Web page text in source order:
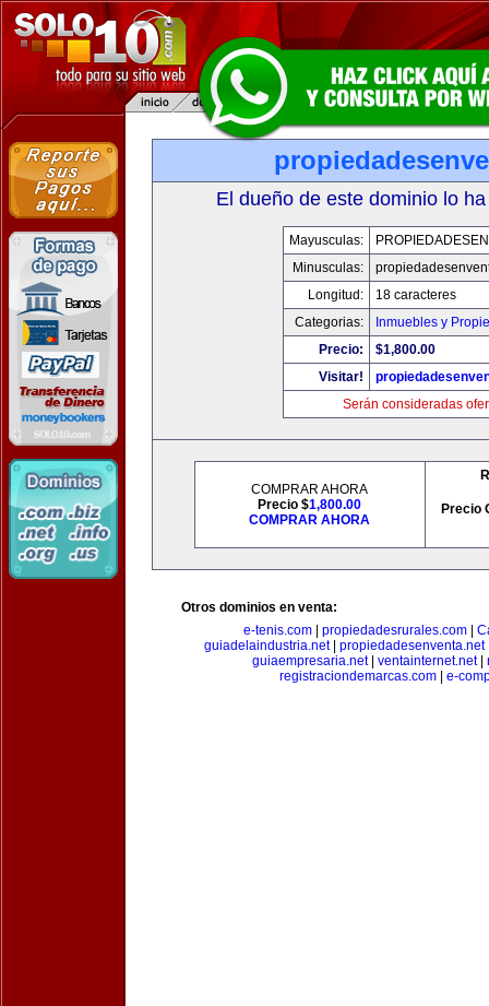
El dueño de este dominio lo
Mayusculas:
Minusculas:
Longitud:
18 caracteres
Categorias:
Inmuebles y
Precio:
$1,800.00
Visitar!
Serán consideradas
COMPRAR AHORA
Precio $1,800.00
COMPRAR AHORA
Precio
Otros dominios en venta:
e-tenis.com
propiedadesrurales.com
guiadelaindustria.net propiedadesenventa.net
guiaempresaria.net| ventainternet.net|
registraciondemarcas.com| e-